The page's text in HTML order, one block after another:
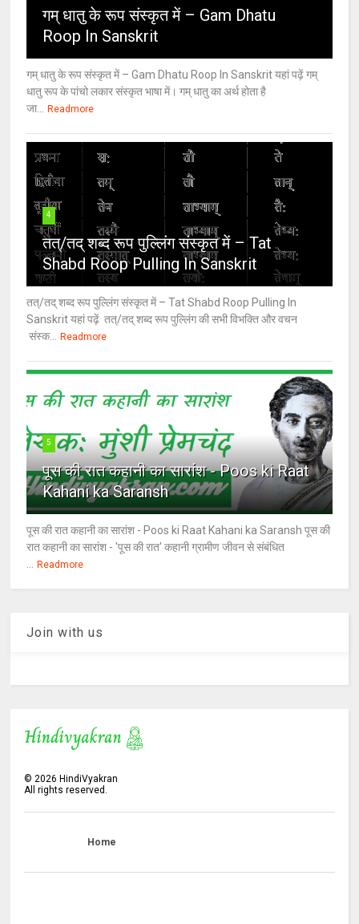
गम् धातु के रूप संस्कृत में – Gam Dhatu
Roop In Sanskrit
गम् धातु के रूप संस्कृत में – Gam Dhatu Roop In Sanskrit यहां पढ़ें गम्
धातु रूप के पांचो लकार संस्कृत भाषा में। गम् धातु का अर्थ होता है
जा...
Readmore
4
तत्/तद् शब्द रूप पुल्लिंग संस्कृत में – Tat
Shabd Roop Pulling In Sanskrit
तत्/तद् शब्द रूप पुल्लिंग संस्कृत में – Tat Shabd Roop Pulling In
Sanskrit यहां पढ़ें तत्/तद् शब्द रूप पुल्लिंग की सभी विभक्ति और वचन
संस्क...
Readmore
5
पूस की रात कहानी का सारांश - Poos ki Raat
Kahani ka Saransh
पूस की रात कहानी का सारांश - Poos ki Raat Kahani ka Saransh पूस की
रात कहानी का सारांश - 'पूस की रात' कहानी ग्रामीण जीवन से संबंधित
Readmore
Join with us
©2026 HindiVyakran
All rights reserved.
Home